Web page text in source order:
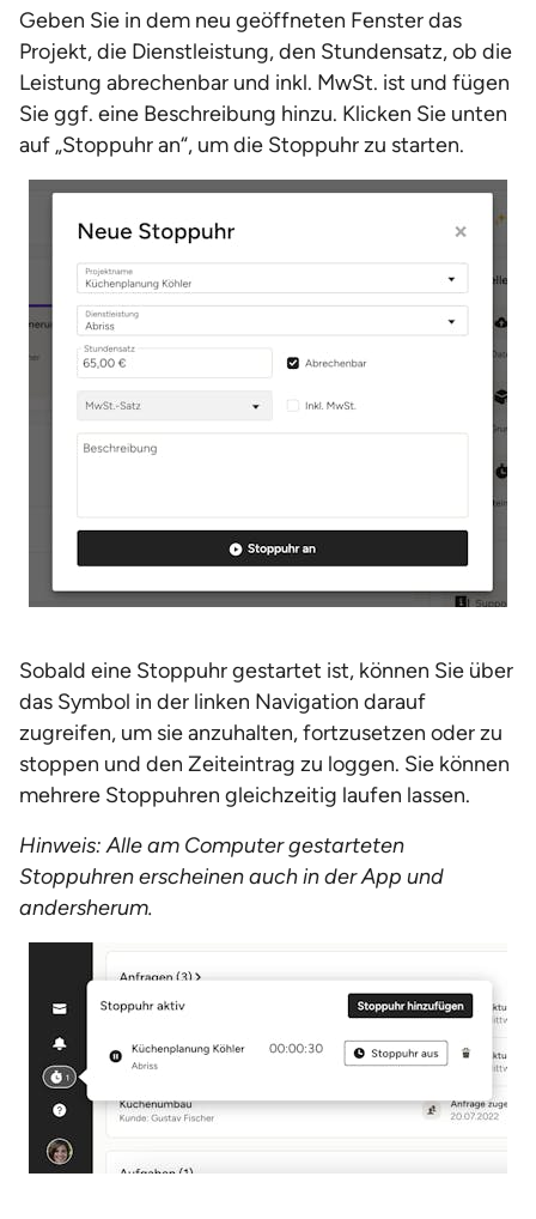
Geben Sie in dem neu geöffneten Fenster das
Projekt, die Dienstleistung, den Stundensatz, ob die
Leistung abrechenbar und inkl. MwSt. ist und fügen
Sie ggf. eine Beschreibung hinzu. Klicken Sie unten
auf „Stoppuhr an“, um die Stoppuhr zu starten.
Sobald eine Stoppuhr gestartet ist, können Sie über
das Symbol in der linken Navigation darauf
zugreifen, um sie anzuhalten, fortzusetzen oder zu
stoppen und den Zeiteintrag zu loggen. Sie können
mehrere Stoppuhren gleichzeitig laufen lassen.
Hinweis: Alle am Computer gestarteten
Stoppuhren erscheinen auch in der App und
andersherum.